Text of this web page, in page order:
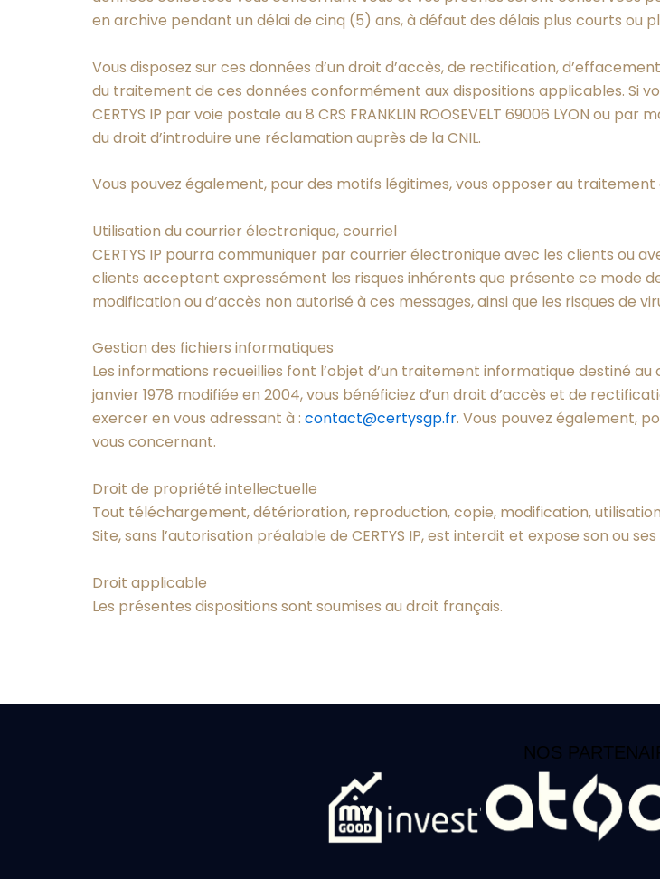
en archive pendant un délai de cinq (5) ans, à défaut des délais plus courts ou
Vous disposez sur ces données d’un droit d’accès, de rectification,
du traitement de ces données conformément aux dispositions applicables. Si
CERTYS IP par voie postale au 8 CRS FRANKLIN ROOSEVELT 69006 LYON ou par
du droit d’introduire une réclamation auprès de la CNIL.
Vous pouvez également, pour des motifs légitimes, vous opposer au
Utilisation du courrier électronique, courriel
CERTYS IP pourra communiquer par courrier électronique avec les clients ou
clients acceptent expressément les risques inhérents que présente ce mode
modification ou d’accès non autorisé à ces messages, ainsi que les risques de
Gestion des fichiers informatiques
Les informations recueillies font l’objet d’un traitement informatique destiné
janvier 1978 modifiée en 2004, vous bénéficiez d’un droit d’accès et de
exercer en vous adressant à : contact@certysgp.fr. Vous pouvez également,
vous concernant.
Droit de propriété intellectuelle
Tout téléchargement, détérioration, reproduction, copie, modification,
Site, sans l’autorisation préalable de CERTYS IP, est interdit et expose son ou
Droit applicable
Les présentes dispositions sont soumises au droit français.
NOS